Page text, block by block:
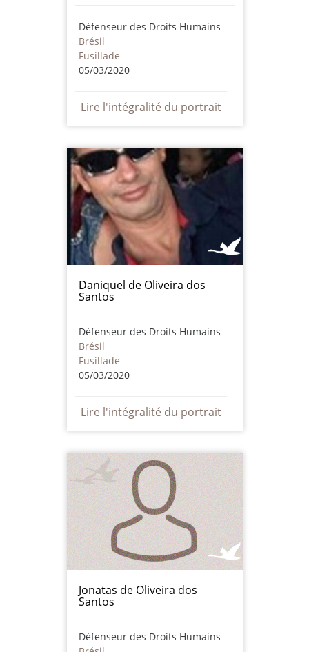
Défenseur des Droits Humains
Brésil
Fusillade
05/03/2020
Lire l'intégralité du portrait
Daniquel de Oliveira dos
Santos
Défenseur des Droits Humains
Brésil
Fusillade
05/03/2020
Lire l'intégralité du portrait
Jonatas de Oliveira dos
Santos
Défenseur des Droits Humains